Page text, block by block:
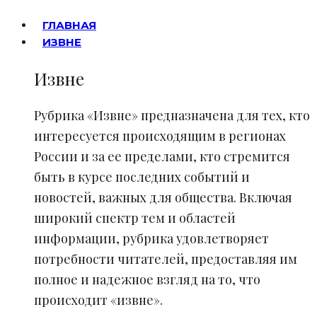
ГЛАВНАЯ
ИЗВНЕ
Извне
Рубрика «Извне» предназначена для тех, кто
интересуется происходящим в регионах
России и за ее пределами, кто стремится
быть в курсе последних событий и
новостей, важных для общества. Включая
широкий спектр тем и областей
информации, рубрика удовлетворяет
потребности читателей, предоставляя им
полное и надежное взгляд на то, что
происходит «извне».